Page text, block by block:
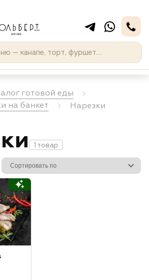
готовой еды
на банкет
Нарезки
1 товар